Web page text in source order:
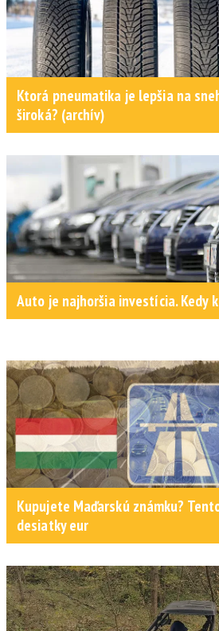
Ktorá pneumatika je lepšia na
široká? (archív)
Auto je najhoršia investícia. Kedy
Kupujete Maďarskú známku?
desiatky eur